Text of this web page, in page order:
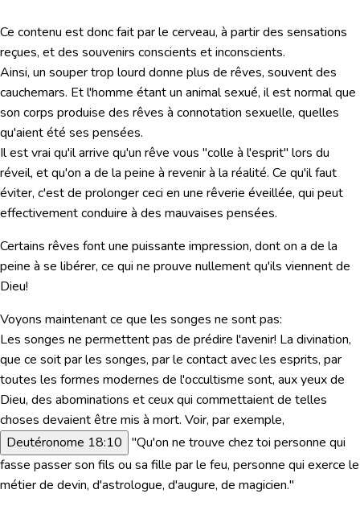
Ce contenu est donc fait par le cerveau, à partir des sensations
reçues, et des souvenirs conscients et inconscients.
Ainsi, un souper trop lourd donne plus de rêves, souvent des
cauchemars. Et l'homme étant un animal sexué, il est normal que
son corps produise des rêves à connotation sexuelle, quelles
qu'aient été ses pensées.
Il est vrai qu'il arrive qu'un rêve vous "colle à l'esprit" lors du
réveil, et qu'on a de la peine à revenir à la réalité. Ce qu'il faut
éviter, c'est de prolonger ceci en une rêverie éveillée, qui peut
effectivement conduire à des mauvaises pensées.
Certains rêves font une puissante impression, dont on a de la
peine à se libérer, ce qui ne prouve nullement qu'ils viennent de
Dieu!
Voyons maintenant ce que les songes ne sont pas:
Les songes ne permettent pas de prédire l'avenir! La divination,
que ce soit par les songes, par le contact avec les esprits, par
toutes les formes modernes de l'occultisme sont, aux yeux de
Dieu, des abominations et ceux qui commettaient de telles
choses devaient être mis à mort. Voir, par exemple,
Deutéronome 18:10 "Qu'on ne trouve chez toi personne qui
fasse passer son fils ou sa fille par le feu, personne qui exerce le
métier de devin, d'astrologue, d'augure, de magicien."